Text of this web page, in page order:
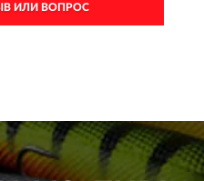
ИЛИ ВОПРОС